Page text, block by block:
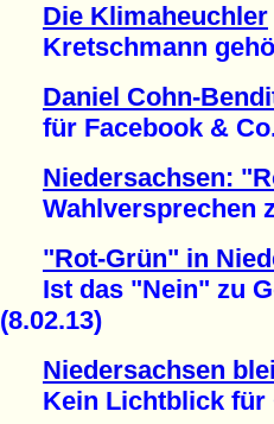
Die Klimaheuchler
Kretschmann
Daniel Cohn-
für Facebook & Co.
Niedersachsen:
Wahlversprechen
"Rot-Grün" in
Ist das "Nein" zu
(8.02.13)
Niedersachsen
Kein Lichtblick für